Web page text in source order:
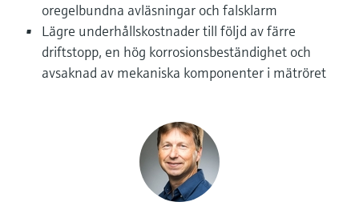
oregelbundna avläsningar och falsklarm
Lägre underhållskostnader till följd av färre
driftstopp, en hög korrosionsbeständighet och
avsaknad av mekaniska komponenter i mätröret